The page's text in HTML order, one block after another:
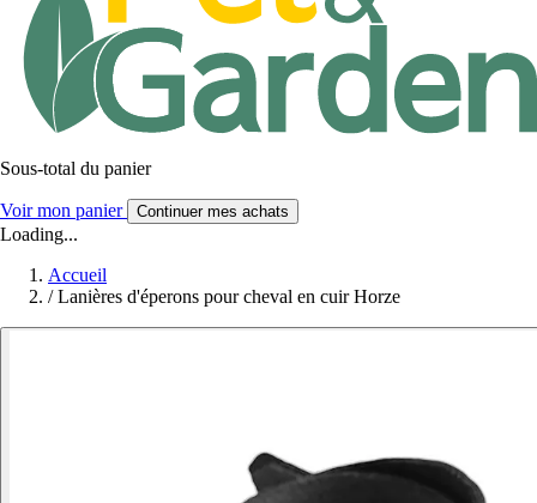
Sous-total du panier
Voir mon panier Continuer mes achats
Loading...
Accueil
/ Lanières d'éperons pour cheval en cuir Horze